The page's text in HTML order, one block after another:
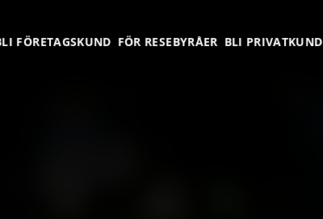
FÖRETAGSKUND FÖR RESEBYRÅER BLI PRIVATKUND